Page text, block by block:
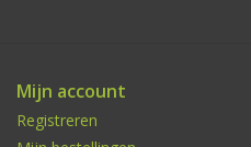
Mijn account
Registreren